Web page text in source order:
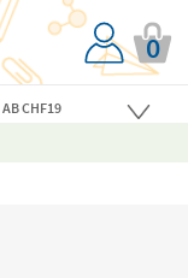
0
AB CHF19